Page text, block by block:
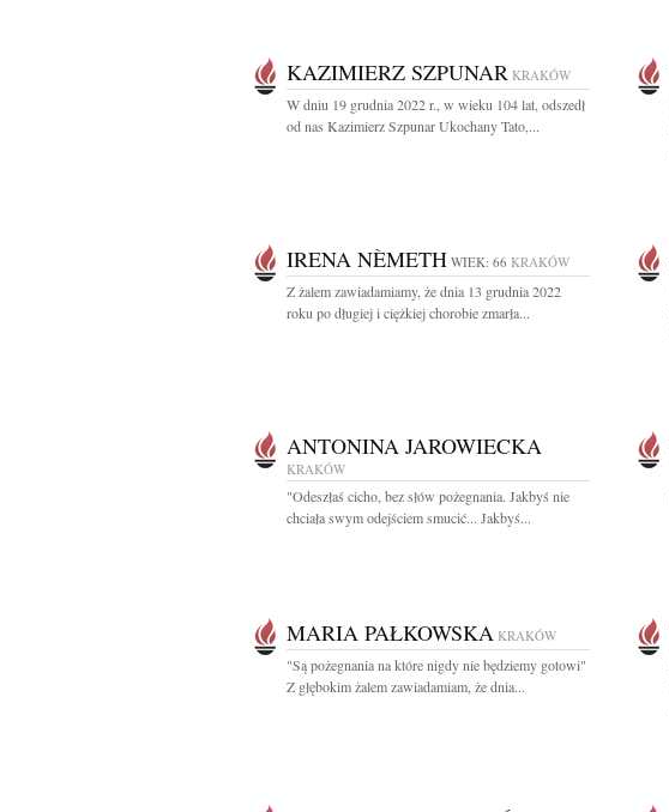
KAZIMIERZ SZPUNAR KRAKÓW
W dniu 19 grudnia 2022 r., w wieku 104 lat, odszedł
od nas Kazimierz Szpunar Ukochany Tato,...
IRENA NÈMETH WIEK: 66 KRAKÓW
Z żalem zawiadamiamy, że dnia 13 grudnia 2022
roku po długiej i ciężkiej chorobie zmarła...
ANTONINA JAROWIECKA
KRAKÓW
"Odeszłaś cicho, bez słów pożegnania. Jakbyś nie
chciała swym odejściem smucić... Jakbyś...
MARIA PAŁKOWSKA KRAKÓW
"Są pożegnania na które nigdy nie będziemy gotowi"
Z głębokim żalem zawiadamiam, że dnia...